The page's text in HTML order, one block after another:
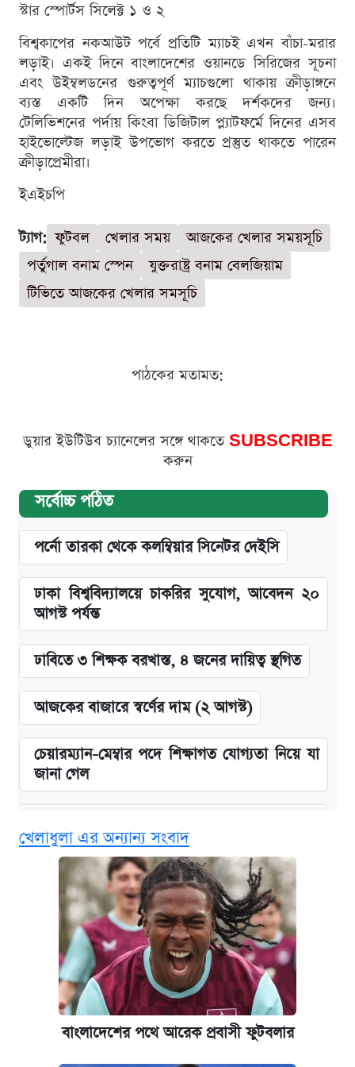
স্টার স্পোর্টস সিলেক্ট ১ ও ২
বিশ্বকাপের নকআউট পর্বে প্রতিটি ম্যাচই এখন বাঁচা-মরার
লড়াই। একই দিনে বাংলাদেশের ওয়ানডে সিরিজের সূচনা
এবং উইম্বলডনের গুরুত্বপূর্ণ ম্যাচগুলো থাকায় ক্রীড়াঙ্গনে
ব্যস্ত একটি দিন অপেক্ষা করছে দর্শকদের জন্য।
টেলিভিশনের পর্দায় কিংবা ডিজিটাল প্ল্যাটফর্মে দিনের এসব
হাইভোল্টেজ লড়াই উপভোগ করতে প্রস্তুত থাকতে পারেন
ক্রীড়াপ্রেমীরা।
ইএইচপি
ট্যাগ: ফুটবল খেলার সময়
আজকের খেলার সময়সূচি
পর্তুগাল বনাম স্পেন
যুক্তরাষ্ট্র বনাম বেলজিয়াম
টিভিতে আজকের খেলার সমসূচি
পাঠকের মতামত:
ডুয়ার ইউটিউব চ্যানেলের সঙ্গে থাকতে SUBSCRIBE
করুন
সর্বোচ্চ পঠিত
পর্নো তারকা থেকে কলম্বিয়ার সিনেটর দেইসি
ঢাকা বিশ্ববিদ্যালয়ে চাকরির সুযোগ, আবেদন ২০
আগস্ট পর্যন্ত
ঢাবিতে ৩ শিক্ষক বরখাস্ত, ৪ জনের দায়িত্ব স্থগিত
আজকের বাজারে স্বর্ণের দাম (২ আগস্ট)
চেয়ারম্যান-মেম্বার পদে শিক্ষাগত যোগ্যতা নিয়ে যা
জানা গেল
ভাতা
জুলাই স্মৃতি জাদুঘরে যেতে টিকিট কাটবেন যেভাবে
দেশের বাজারে ফের বেড়েছে সোনার দাম
ঢাবির সূর্যসেন হলে সমকামিতার অভিযোগে দুইজন
আটক
ভাতা-উপবৃত্তির আবেদন শুরু, জেনে নিন পদ্ধতি
খেলাধুলা এর অন্যান্য সংবাদ
বাংলাদেশের পথে আরেক প্রবাসী ফুটবলার